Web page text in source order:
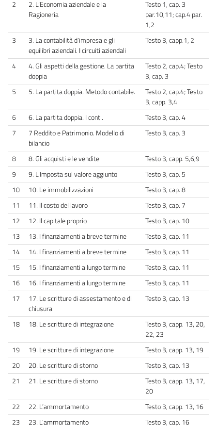
2
2. L’Economia aziendale e la
Ragioneria
Testo 1, cap. 3
par.10,11; cap.4 par.
1,2
3
3. La contabilità d’impresa e gli
equilibri aziendali. I circuiti aziendali
Testo 3, capp.1, 2
4
4. Gli aspetti della gestione. La partita
doppia
Testo 2, cap.4; Testo
3, cap. 3
5
5. La partita doppia. Metodo contabile.
Testo 2, cap.4; Testo
3, capp. 3,4
6
6. La partita doppia. I conti.
Testo 3, cap. 4
7
7 Reddito e Patrimonio. Modello di
bilancio
Testo 3, cap. 3
8 8. Gli acquisti e le vendite
Testo 3, capp. 5,6,9
9
9. L’Imposta sul valore aggiunto
Testo 3, cap. 5
10
10. Le immobilizzazioni
Testo 3, cap. 8
11
11. Il costo del lavoro
Testo 3, cap. 7
12
12. Il capitale proprio
Testo 3, cap. 10
13
13. I finanziamenti a breve termine
Testo 3, cap. 11
14
14. I finanziamenti a breve termine
Testo 3, cap. 11
15
15. I finanziamenti a lungo termine
Testo 3, cap. 11
16
16. I finanziamenti a lungo termine
Testo 3, cap. 11
17
17. Le scritture di assestamento e di
chiusura
Testo 3, cap. 13
18 18. Le scritture di integrazione
Testo 3, capp. 13, 20,
22, 23
19
19. Le scritture di integrazione
Testo 3, capp. 13, 19
20
20. Le scritture di storno
Testo 3, cap. 13
21
21. Le scritture di storno
Testo 3, capp. 13, 17,
20
22
22. L’ammortamento
Testo 3, capp. 13, 16
23
23. L’ammortamento
Testo 3, cap. 16